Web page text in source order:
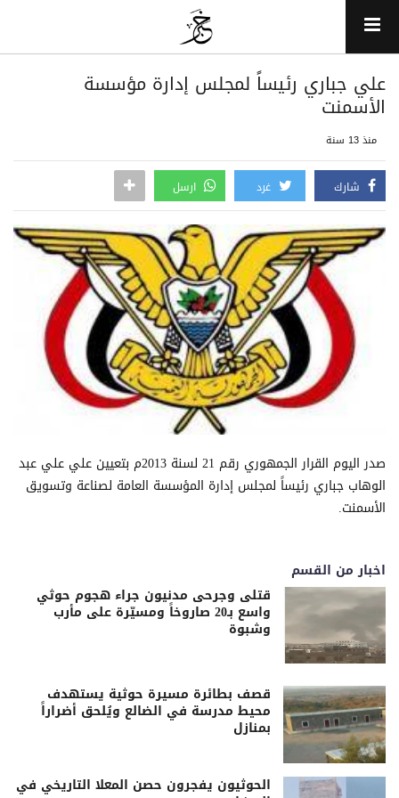
علي جباري رئيساً لمجلس إدارة مؤسسة
الأسمنت
منذ 13 سنة
شارك غرد ارسل
صدر اليوم القرار الجمهوري رقم 21 لسنة 2013م بتعيين علي علي عبد
الوهاب جباري رئيساً لمجلس إدارة المؤسسة العامة لصناعة وتسويق
الأسمنت.
اخبار من القسم
قتلى وجرحى مدنيون جراء هجوم حوثي
واسع بـ20 صاروخاً ومسيّرة على مأرب
وشبوة
قصف بطائرة مسيرة حوثية يستهدف
محيط مدرسة في الضالع ويُلحق أضراراً
بمنازل
الحوثيون يفجرون حصن المعلا التاريخي في